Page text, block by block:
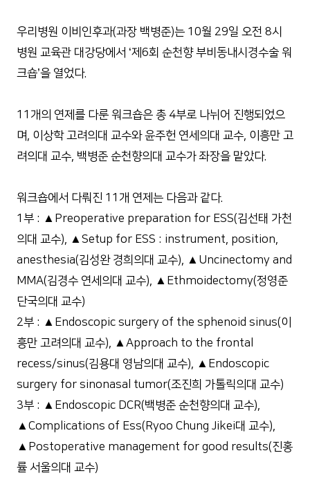
우리병원 이비인후과(과장 백병준)는 10월 29일 오전 8시
병원 교육관 대강당에서 ‘제6회 순천향 부비동내시경수술 워
크숍’을 열었다.
11개의 연제를 다룬 워크숍은 총 4부로 나뉘어 진행되었으
며, 이상학 고려의대 교수와 윤주헌 연세의대 교수, 이흥만 고
려의대 교수, 백병준 순천향의대 교수가 좌장을 맡았다.
워크숍에서 다뤄진 11개 연제는 다음과 같다.
1부 : ▲Preoperative preparation for ESS(김선태 가천
의대 교수), ▲Setup for ESS : instrument, position,
anesthesia(김성완 경희의대 교수), ▲Uncinectomy and
MMA(김경수 연세의대 교수), ▲Ethmoidectomy(정영준
단국의대 교수)
2부 : ▲Endoscopic surgery of the sphenoid sinus(이
흥만 고려의대 교수), ▲Approach to the frontal
recess/sinus(김용대 영남의대 교수), ▲Endoscopic
surgery for sinonasal tumor(조진희 가톨릭의대 교수)
3부 : ▲Endoscopic DCR(백병준 순천향의대 교수),
▲Complications of Ess(Ryoo Chung Jikei대 교수),
▲Postoperative management for good results(진홍
률 서울의대 교수)